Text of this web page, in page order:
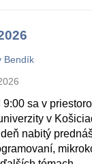
Bendík
9:00 sa v
v
nabitý